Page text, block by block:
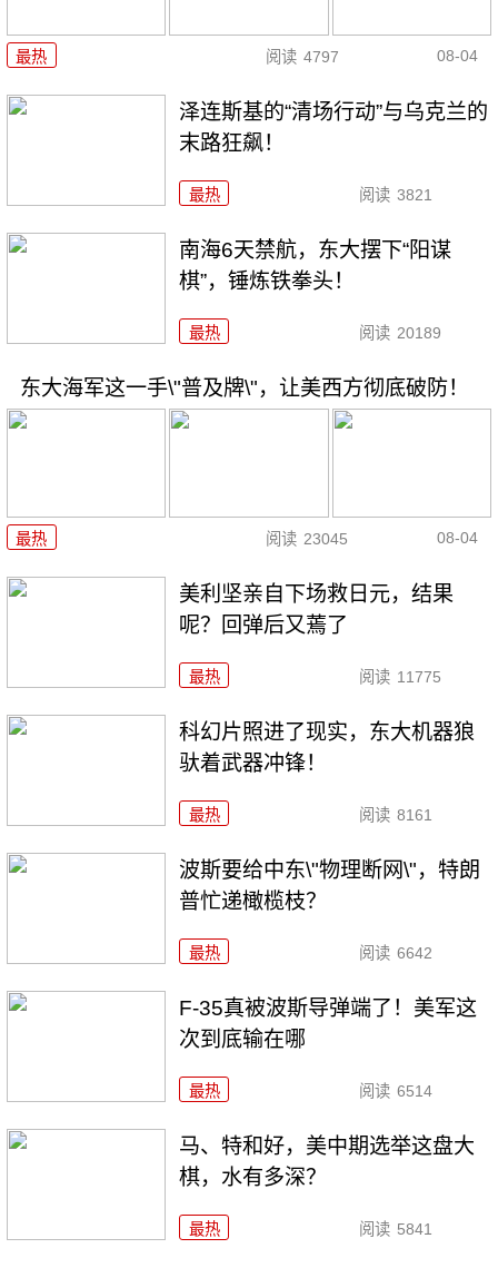
最热 阅读 4797 08-04
泽连斯基的“清场行动”与乌克兰的
末路狂飙！
最热 阅读 3821
南海6天禁航，东大摆下“阳谋
棋”，锤炼铁拳头！
最热 阅读 20189
东大海军这一手\"普及牌\"，让美西方彻底破防！
最热 阅读 23045 08-04
美利坚亲自下场救日元，结果
呢？回弹后又蔫了
最热 阅读 11775
科幻片照进了现实，东大机器狼
驮着武器冲锋！
最热 阅读 8161
波斯要给中东\"物理断网\"，特朗
普忙递橄榄枝？
最热 阅读 6642
F-35真被波斯导弹端了！美军这
次到底输在哪
最热 阅读 6514
马、特和好，美中期选举这盘大
棋，水有多深？
最热 阅读 5841